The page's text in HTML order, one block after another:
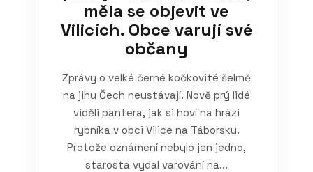
měla se objevit ve
Vilicích. Obce varují své
občany
Zprávy o velké černé kočkovité šelmě
na jihu Čech neustávají. Nově prý lidé
viděli pantera, jak si hoví na hrázi
rybníka v obci Vilice na Táborsku.
Protože oznámení nebylo jen jedno,
starosta vydal varování na...